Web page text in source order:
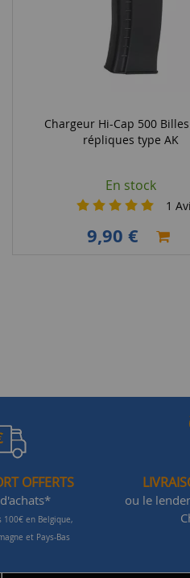
Chargeur Hi-Cap 500
répliques type AK
En stock
1
9,90 €
OFFERTS
100€ en Belgique,
et Pays-Bas
ou le